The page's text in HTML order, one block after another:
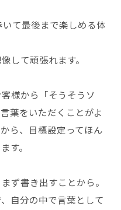
いて最後まで楽しめる体
して頑張れます。
様から「そうそうソ
葉をいただくことがよ
ら、目標設定ってほん
す。
ず書き出すことから。
自分の中で言葉として